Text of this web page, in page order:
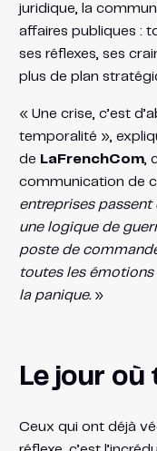
juridique, la
affaires publiques :
ses réflexes, ses
plus de plan
« Une crise, c’est
temporalité »,
de LaFrenchCom,
communication de
entreprises passent
une logique de
poste de
toutes les émotions
la panique.»
Le jour où
Ceux qui ont déjà